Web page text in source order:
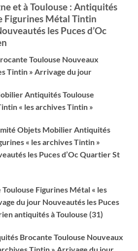
et à Toulouse : Antiquités
Figurines Métal Tintin
les Puces d’Oc
Toulouse Nouveaux
Tintin » Arrivage du jour
Antiquités Toulouse
« les archives Tintin »
Objets Mobilier Antiquités
« les archives Tintin »
les Puces d’Oc Quartier St
Figurines Métal « les
du jour Nouveautés les Puces
antiquités à Toulouse (31)
Brocante Toulouse Nouveaux
Tintin » Arrivage du jour